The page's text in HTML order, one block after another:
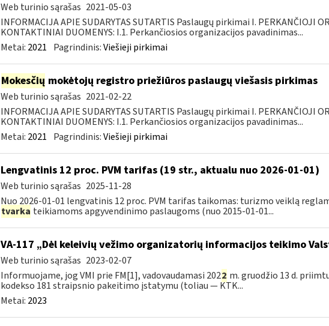
Web turinio sąrašas 2021-05-03
INFORMACIJA APIE SUDARYTAS SUTARTIS Paslaugų pirkimai I. PERKANČIOJI
KONTAKTINIAI DUOMENYS: I.1. Perkančiosios organizacijos pavadinimas...
Metai: 2021 Pagrindinis:Viešieji pirkimai
Mokesčių mokėtojų registro priežiūros paslaugų viešasis pirkimas
Web turinio sąrašas 2021-02-22
INFORMACIJA APIE SUDARYTAS SUTARTIS Paslaugų pirkimai I. PERKANČIOJI
KONTAKTINIAI DUOMENYS: I.1. Perkančiosios organizacijos pavadinimas...
Metai: 2021 Pagrindinis:Viešieji pirkimai
Lengvatinis 12 proc. PVM tarifas (19 str., aktualu nuo 2026-01-01)
Web turinio sąrašas 2025-11-28
Nuo 2026-01-01 lengvatinis 12 proc. PVM tarifas taikomas: turizmo veiklą
tvarka teikiamoms apgyvendinimo paslaugoms (nuo 2015-01-01...
VA-117 „Dėl keleivių vežimo organizatorių informacijos teikimo
Web turinio sąrašas 2023-02-07
Informuojame, jog VMI prie FM[1], vadovaudamasi 2022 m. gruodžio 13 d.
kodekso 181 straipsnio pakeitimo įstatymu (toliau — KTK...
Metai: 2023